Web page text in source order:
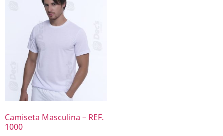
Camiseta Masculina – REF.
1000